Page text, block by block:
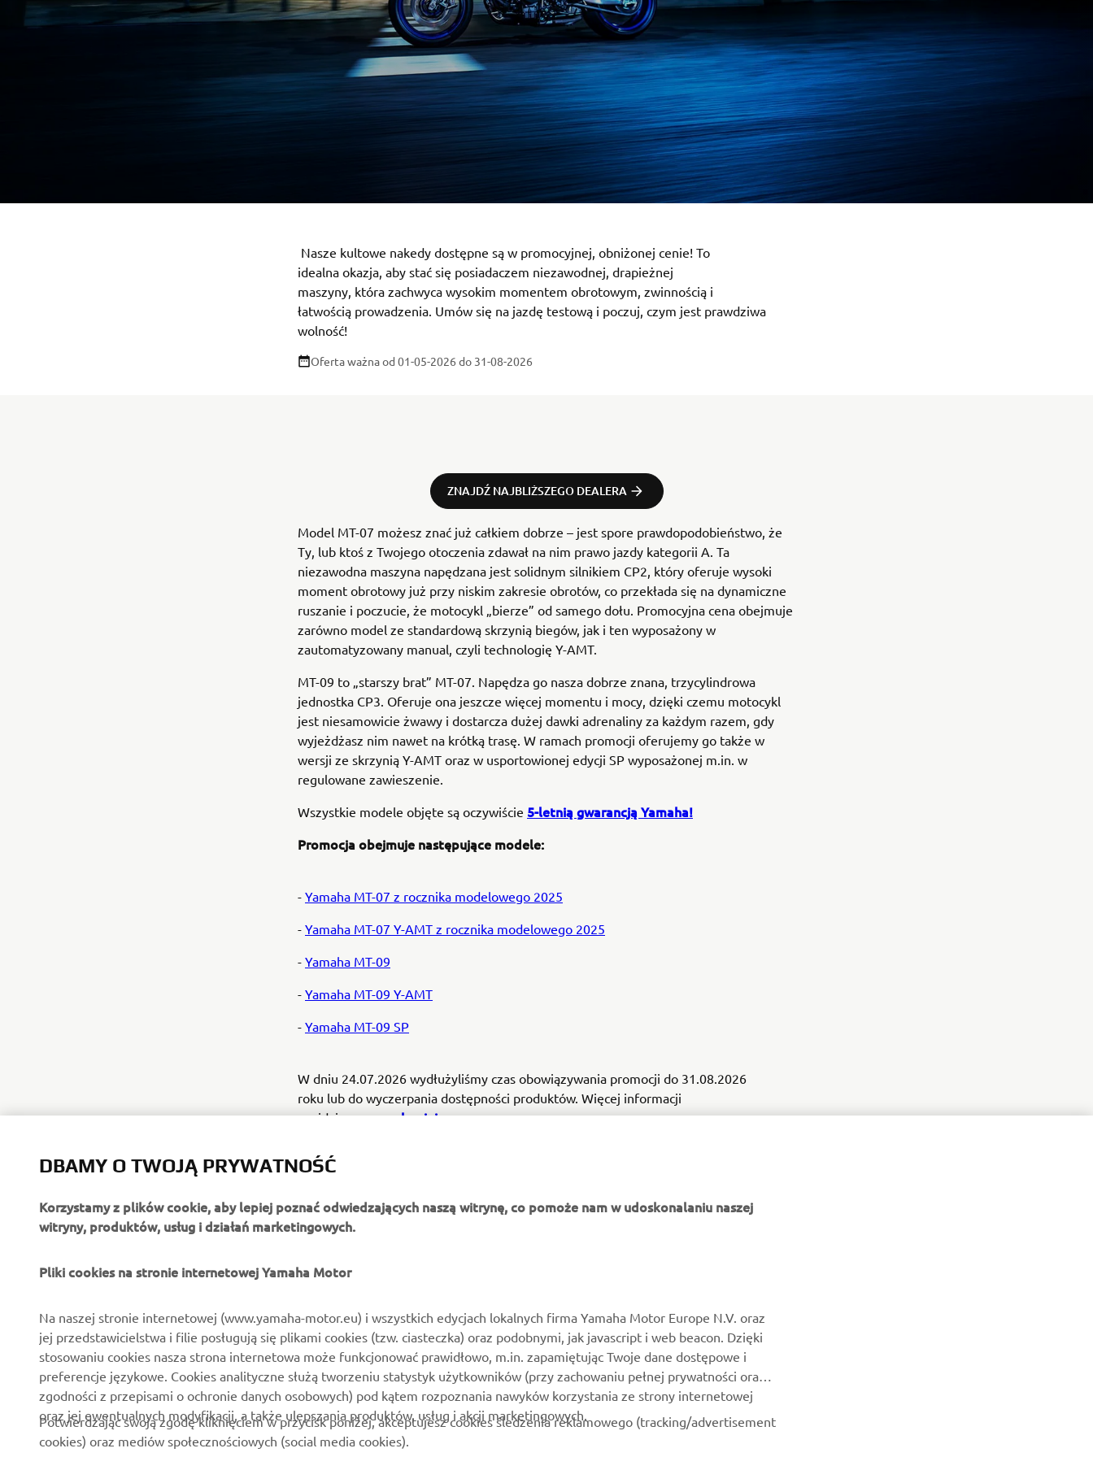
Nasze kultowe nakedy dostępne są w promocyjnej, obniżonej cenie! To
idealna okazja, aby stać się posiadaczem niezawodnej, drapieżnej
maszyny, która zachwyca wysokim momentem obrotowym, zwinnością i
łatwością prowadzenia. Umów się na jazdę testową i poczuj, czym jest prawdziwa
wolność!
Oferta ważna od 01-05-2026 do 31-08-2026
ZNAJDŹ NAJBLIŻSZEGO DEALERA
Model MT-07 możesz znać już całkiem dobrze – jest spore prawdopodobieństwo, że
Ty, lub ktoś z Twojego otoczenia zdawał na nim prawo jazdy kategorii A. Ta
niezawodna maszyna napędzana jest solidnym silnikiem CP2, który oferuje wysoki
moment obrotowy już przy niskim zakresie obrotów, co przekłada się na dynamiczne
ruszanie i poczucie, że motocykl „bierze” od samego dołu. Promocyjna cena obejmuje
zarówno model ze standardową skrzynią biegów, jak i ten wyposażony w
zautomatyzowany manual, czyli technologię Y-AMT.
MT-09 to „starszy brat” MT-07. Napędza go nasza dobrze znana, trzycylindrowa
jednostka CP3. Oferuje ona jeszcze więcej momentu i mocy, dzięki czemu motocykl
jest niesamowicie żwawy i dostarcza dużej dawki adrenaliny za każdym razem, gdy
wyjeżdżasz nim nawet na krótką trasę. W ramach promocji oferujemy go także w
wersji ze skrzynią Y-AMT oraz w usportowionej edycji SP wyposażonej m.in. w
regulowane zawieszenie.
Wszystkie modele objęte są oczywiście 5-letnią gwarancją Yamaha!
Promocja obejmuje następujące modele:
- Yamaha MT-07 z rocznika modelowego 2025
- Yamaha MT-07 Y-AMT z rocznika modelowego 2025
- Yamaha MT-09
- Yamaha MT-09 Y-AMT
- Yamaha MT-09 SP
W dniu 24.07.2026 wydłużyliśmy czas obowiązywania promocji do 31.08.2026
roku lub do wyczerpania dostępności produktów. Więcej informacji
znajdziesz wregulaminie.
O FIRMIE
Aktualności
Polska strona prasowa
Broszury
DLA BIZNESU
Systemy Yamaha eBike
Służby mundurowe
funkcjonalne
Ratownictwo
Szkoły jazdy
Yamaha Music
Yamaha Racing
Yamaha Motor Global
Aplikacje mobilne
Zarezerwuj konserwację
Kontakt
Mapa dealerów
Zarządzania zużytymi
wydarzeniach specjalnych, nowościach i nie tylko
przetwarzamy Twoje dane osobowe:
DBAMY O TWOJĄ PRYWATNOŚĆ
Korzystamy z plików cookie, aby lepiej poznać odwiedzających naszą witrynę, co pomoże nam w udoskonalaniu naszej
witryny, produktów, usług i działań marketingowych.
Pliki cookies na stronie internetowej Yamaha Motor
Na naszej stronie internetowej (www.yamaha-motor.eu) i wszystkich edycjach lokalnych firma Yamaha Motor Europe N.V. oraz
jej przedstawicielstwa i filie posługują się plikami cookies (tzw. ciasteczka) oraz podobnymi, jak javascript i web beacon. Dzięki
stosowaniu cookies nasza strona internetowa może funkcjonować prawidłowo, m.in. zapamiętując Twoje dane dostępowe i
preferencje językowe. Cookies analityczne służą tworzeniu statystyk użytkowników (przy zachowaniu pełnej prywatności oraz
zgodności z przepisami o ochronie danych osobowych) pod kątem rozpoznania nawyków korzystania ze strony internetowej
oraz jej ewentualnych modyfikacji, a także ulepszania produktów, usług i akcji marketingowych.
Potwierdzając swoją zgodę kliknięciem w przycisk poniżej, akceptujesz cookies śledzenia reklamowego (tracking/advertisement
cookies) oraz mediów społecznościowych (social media cookies).